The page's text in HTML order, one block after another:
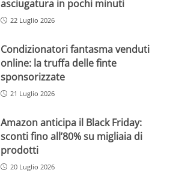
asciugatura in pochi minuti
22 Luglio 2026
Condizionatori fantasma venduti
online: la truffa delle finte
sponsorizzate
21 Luglio 2026
Amazon anticipa il Black Friday:
sconti fino all’80% su migliaia di
prodotti
20 Luglio 2026